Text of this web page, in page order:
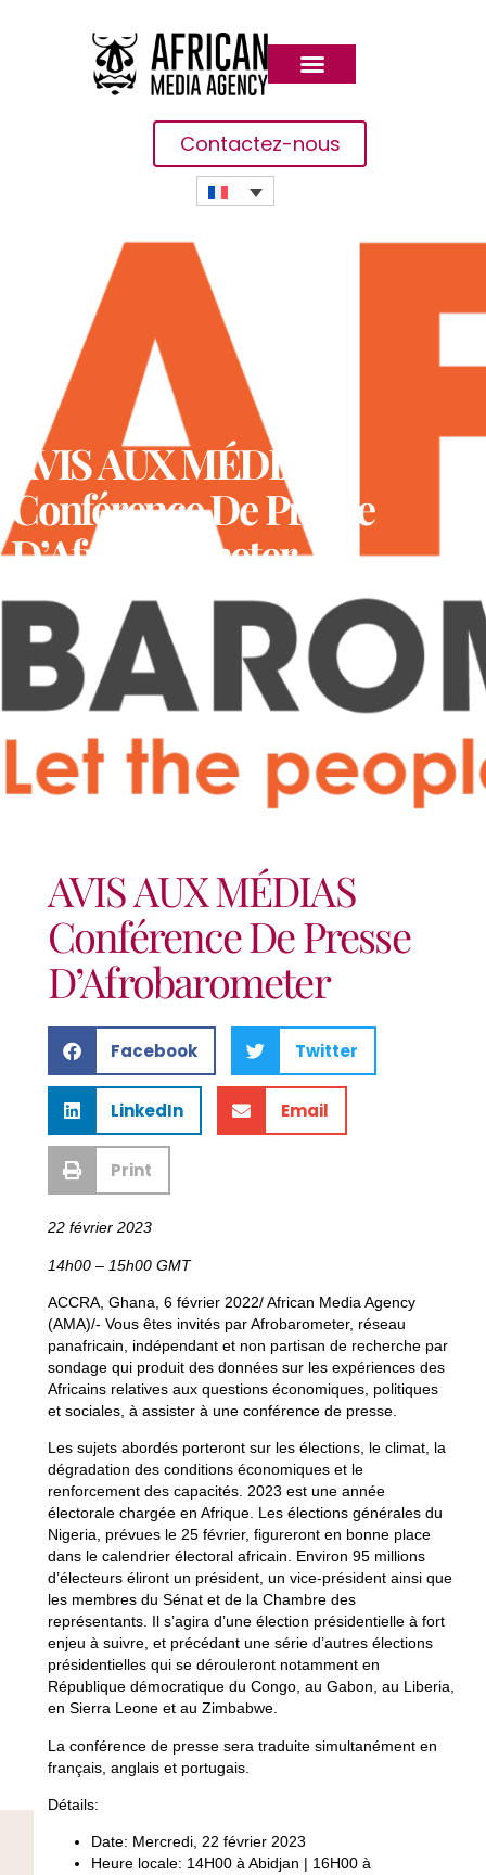
Contactez-nous
AVIS AUX MÉDIAS
Conférence De Presse
D’Afrobarometer
AVIS AUX MÉDIAS
Conférence De Presse
D’Afrobarometer
Facebook Twitter
LinkedIn Email
Print
22 février 2023
14h00 – 15h00 GMT
ACCRA, Ghana, 6 février 2022/ African Media Agency
(AMA)/- Vous êtes invités par Afrobarometer, réseau
panafricain, indépendant et non partisan de recherche par
sondage qui produit des données sur les expériences des
Africains relatives aux questions économiques, politiques
et sociales, à assister à une conférence de presse.
Les sujets abordés porteront sur les élections, le climat, la
dégradation des conditions économiques et le
renforcement des capacités. 2023 est une année
électorale chargée en Afrique. Les élections générales du
Nigeria, prévues le 25 février, figureront en bonne place
dans le calendrier électoral africain. Environ 95 millions
d’électeurs éliront un président, un vice-président ainsi que
les membres du Sénat et de la Chambre des
représentants. Il s’agira d’une élection présidentielle à fort
enjeu à suivre, et précédant une série d’autres élections
présidentielles qui se dérouleront notamment en
République démocratique du Congo, au Gabon, au Liberia,
en Sierra Leone et au Zimbabwe.
La conférence de presse sera traduite simultanément en
français, anglais et portugais.
Détails:
Date: Mercredi, 22 février 2023
Heure locale: 14H00 à Abidjan | 16H00 à